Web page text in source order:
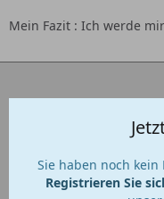
Mein Fazit : Ich werde
Sie haben noch
Registrieren Sie